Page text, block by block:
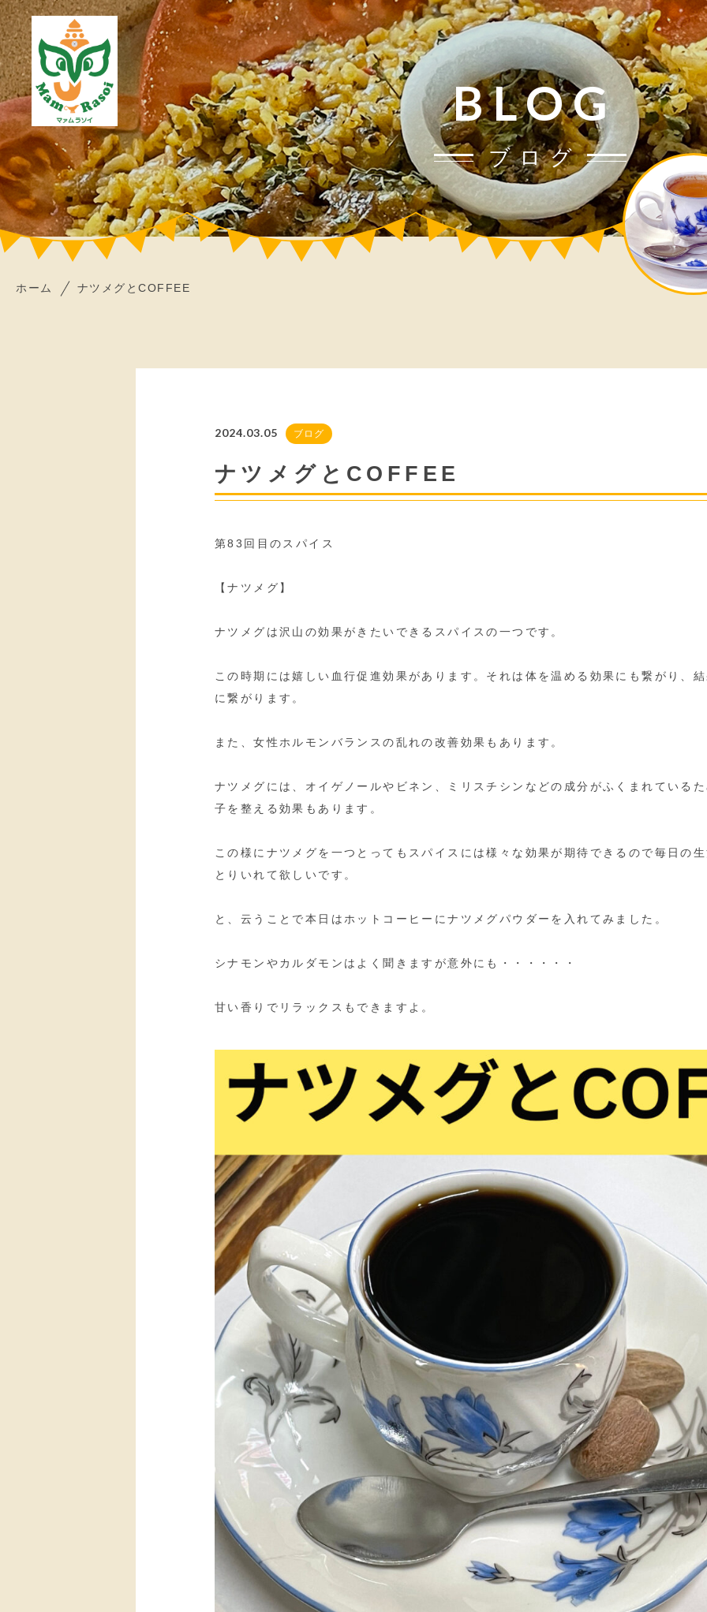
BLOG
ブログ
ホーム ナツメグとCOFFEE
2024.03.05 ブログ
ナツメグとCOFFEE
第83回目のスパイス
【ナツメグ】
ナツメグは沢山の効果がきたいできるスパイスの一つです。
この時期には嬉しい血行促進効果があります。それは体を温める効果にも繋がり、
に繋がります。
また、女性ホルモンバランスの乱れの改善効果もあります。
ナツメグには、オイゲノールやビネン、ミリスチシンなどの成分がふくまれている
子を整える効果もあります。
この様にナツメグを一つとってもスパイスには様々な効果が期待できるので毎日の
とりいれて欲しいです。
と、云うことで本日はホットコーヒーにナツメグパウダーを入れてみました。
シナモンやカルダモンはよく聞きますが意外にも・・・・・・
甘い香りでリラックスもできますよ。